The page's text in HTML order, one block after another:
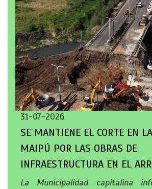
31-07-2026
SE MANTIENE EL CORTE EN
MAIPÚ POR LAS OBRAS DE
INFRAESTRUCTURA EN EL
La Municipalidad capitalina